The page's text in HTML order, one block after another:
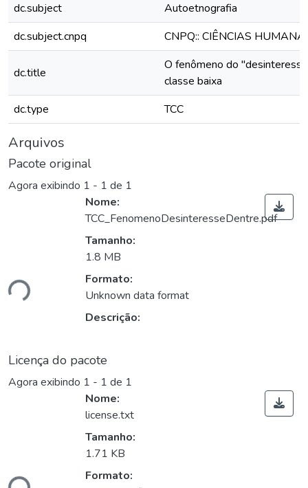
dc.subject
Autoetnografia
dc.subject.cnpq
CNPQ:: CIÊNCIAS
dc.title
O fenômeno do
classe baixa
dc.type
TCC
Arquivos
Pacote original
Agora exibindo 1 - 1 de 1
Nome:
TCC_FenomenoDesinteresseDentre.pdf
Tamanho:
1.8 MB
Formato:
Unknown data format
Descrição:
Licença do pacote
Agora exibindo 1 - 1 de 1
Nome:
license.txt
Tamanho:
1.71 KB
Formato: